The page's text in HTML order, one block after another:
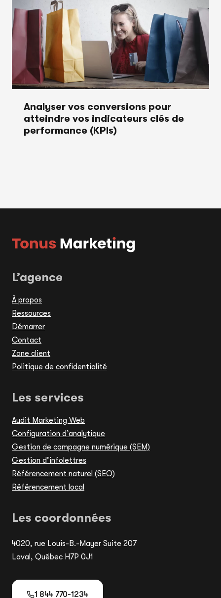
Analyser vos conversions pour
atteindre vos indicateurs clés de
performance (KPIs)
L’agence
À propos
Ressources
Démarrer
Contact
Zone client
Politique de confidentialité
Les services
Audit Marketing Web
Configuration d’analytique
Gestion de campagne numérique (SEM)
Gestion d’infolettres
Référencement naturel (SEO)
Référencement local
Les coordonnées
4020, rue Louis-B.-Mayer Suite 207
Laval, Québec H7P 0J1
1 844 770-1234